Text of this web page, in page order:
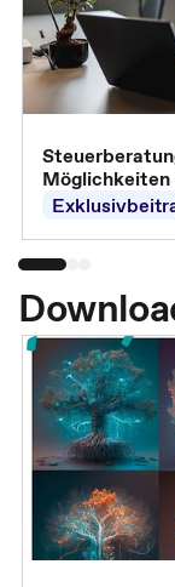
Möglichkeiten
Abrechnung